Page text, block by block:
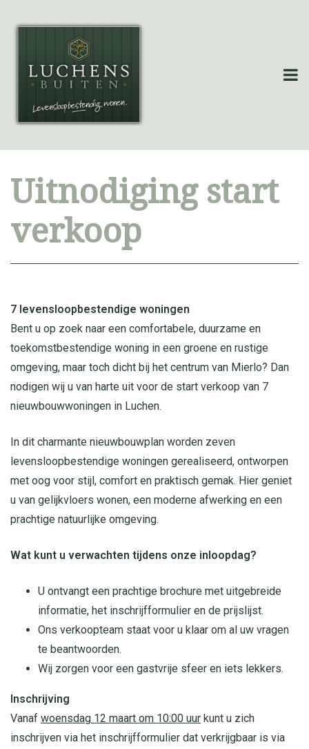
Uitnodiging start
verkoop
7 levensloopbestendige woningen
Bent u op zoek naar een comfortabele, duurzame en
toekomstbestendige woning in een groene en rustige
omgeving, maar toch dicht bij het centrum van Mierlo? Dan
nodigen wij u van harte uit voor de start verkoop van 7
nieuwbouwwoningen in Luchen.
In dit charmante nieuwbouwplan worden zeven
levensloopbestendige woningen gerealiseerd, ontworpen
met oog voor stijl, comfort en praktisch gemak. Hier geniet
u van gelijkvloers wonen, een moderne afwerking en een
prachtige natuurlijke omgeving.
Wat kunt u verwachten tijdens onze inloopdag?
U ontvangt een prachtige brochure met uitgebreide
informatie, het inschrijfformulier en de prijslijst.
Ons verkoopteam staat voor u klaar om al uw vragen
te beantwoorden.
Wij zorgen voor een gastvrije sfeer en iets lekkers.
Inschrijving
Vanaf woensdag 12 maart om 10:00 uur kunt u zich
inschrijven via het inschrijfformulier dat verkrijgbaar is via